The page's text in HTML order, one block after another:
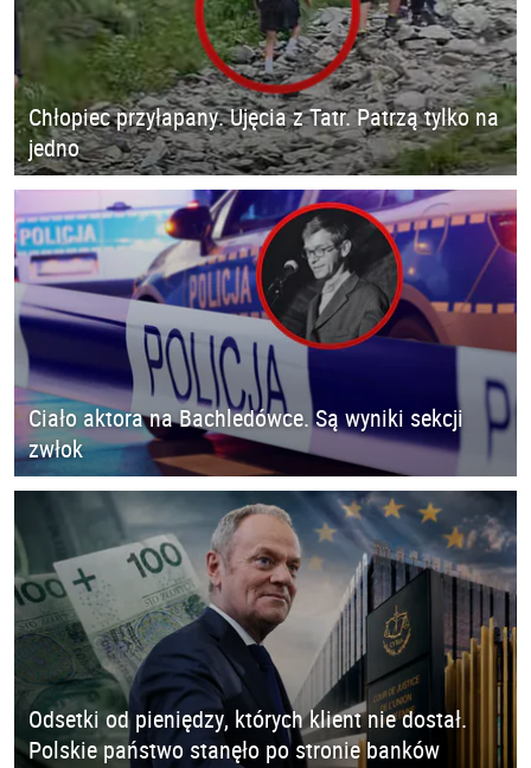
Chłopiec przyłapany. Ujęcia z Tatr. Patrzą tylko na
jedno
Ciało aktora na Bachledówce. Są wyniki sekcji
zwłok
Odsetki od pieniędzy, których klient nie dostał.
Polskie państwo stanęło po stronie banków